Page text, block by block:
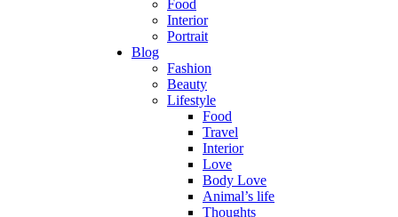
Food
Interior
Portrait
Blog
Fashion
Beauty
Lifestyle
Food
Travel
Interior
Love
Body Love
Animal’s life
Thoughts